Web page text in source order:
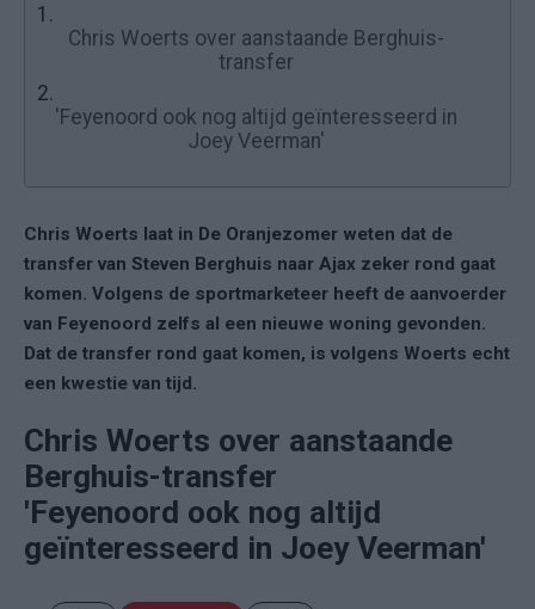
1.
Chris Woerts over aanstaande Berghuis-
transfer
2.
'Feyenoord ook nog altijd geïnteresseerd in
Joey Veerman'
Chris Woerts laat in De Oranjezomer weten dat de
transfer van Steven Berghuis naar Ajax zeker rond gaat
komen. Volgens de sportmarketeer heeft de aanvoerder
van Feyenoord zelfs al een nieuwe woning gevonden.
Dat de transfer rond gaat komen, is volgens Woerts echt
een kwestie van tijd.
Chris Woerts over aanstaande
Berghuis-transfer
'Feyenoord ook nog altijd
geïnteresseerd in Joey Veerman'